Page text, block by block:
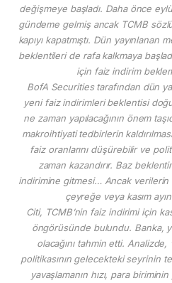
değişmeye başladı. Daha önce
gündeme gelmiş ancak TCMB
kapıyı kapatmıştı. Dün yayınlanan
beklentileri de rafa kalkmaya
için faiz indirim
BofA Securities tarafından dün
yeni faiz indirimleri beklentisi
ne zaman yapılacağının önem
makroihtiyati tedbirlerin
faiz oranlarını düşürebilir ve
zaman kazandırır. Baz
indirimine gitmesi… Ancak verilerin
çeyreğe veya kasım
Citi, TCMB’nin faiz indirimi için
öngörüsünde bulundu. Banka,
olacağını tahmin etti.
politikasının gelecekteki seyrinin
yavaşlamanın hızı, para